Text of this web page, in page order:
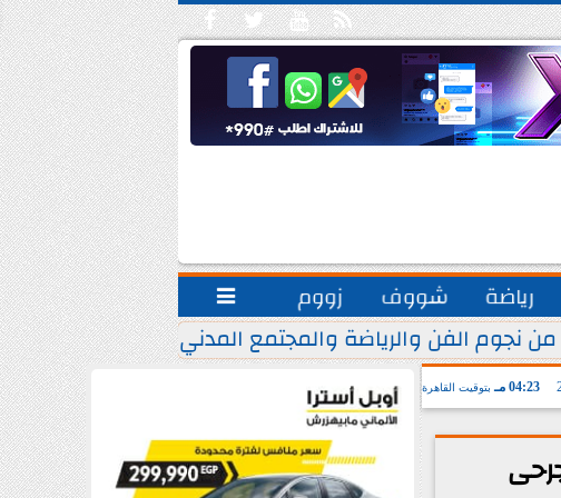
   

رياضة شووف زووم 
من نجوم الفن والرياضة والمجتمع المدني.. يشاركون
04:23 مـ بتوقيت القاهرة